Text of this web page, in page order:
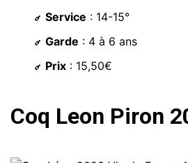
Service : 14-15°
Garde : 4 à 6 ans
Prix : 15,50€
Coq Leon Piron